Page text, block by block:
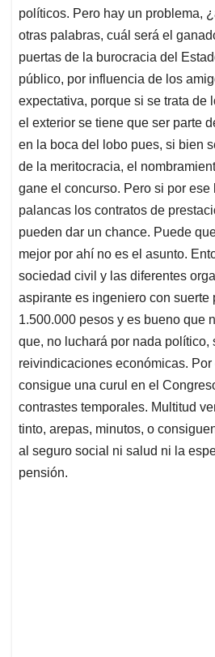
políticos. Pero hay un problema,
otras palabras, cuál será el
puertas de la burocracia del
público, por influencia de los
expectativa, porque si se trata de
el exterior se tiene que ser parte
en la boca del lobo pues, si bien
de la meritocracia, el
gane el concurso. Pero si por
palancas los contratos de
pueden dar un chance. Puede
mejor por ahí no es el asunto.
sociedad civil y las diferentes
aspirante es ingeniero con suerte
1.500.000 pesos y es bueno que
que, no luchará por nada político,
reivindicaciones económicas.
consigue una curul en el
contrastes temporales. Multitud
tinto, arepas, minutos, o
al seguro social ni salud ni la
pensión.